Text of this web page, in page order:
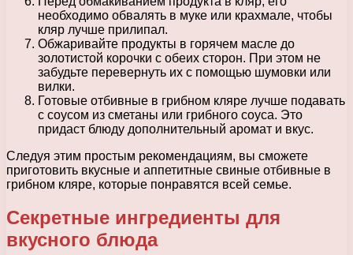
необходимо обвалять в муке или крахмале, чтобы
кляр лучше прилипал.
Обжаривайте продукты в горячем масле до
золотистой корочки с обеих сторон. При этом не
забудьте перевернуть их с помощью шумовки или
вилки.
Готовые отбивные в грибном кляре лучше подавать
с соусом из сметаны или грибного соуса. Это
придаст блюду дополнительный аромат и вкус.
Следуя этим простым рекомендациям, вы сможете
приготовить вкусные и аппетитные свиные отбивные в
грибном кляре, которые понравятся всей семье.
Секретные ингредиенты для
вкусного блюда